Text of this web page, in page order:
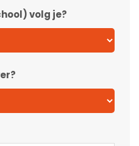
volg je?